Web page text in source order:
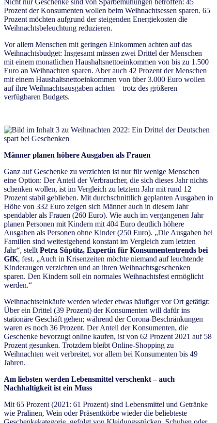
Nicht nur Geschenke sind von Sparbemühungen betroffen: 45
Prozent der Konsumenten wollen beim Weihnachtsessen sparen. 65
Prozent möchten aufgrund der steigenden Energiekosten die
Weihnachtsbeleuchtung reduzieren.
Vor allem Menschen mit geringen Einkommen achten auf das
Weihnachtsbudget: Insgesamt müssen zwei Drittel der Menschen
mit einem monatlichen Haushaltsnettoeinkommen von bis zu 1.500
Euro an Weihnachten sparen. Aber auch 42 Prozent der Menschen
mit einem Haushaltsnettoeinkommen von über 3.000 Euro wollen
auf ihre Weihnachtsausgaben achten – trotz des größeren
verfügbaren Budgets.
Männer planen höhere Ausgaben als Frauen
Ganz auf Geschenke zu verzichten ist nur für wenige Menschen
eine Option: Der Anteil der Verbraucher, die sich dieses Jahr nichts
schenken wollen, ist im Vergleich zu letztem Jahr mit rund 12
Prozent stabil geblieben. Mit durchschnittlich geplanten Ausgaben in
Höhe von 332 Euro zeigen sich Männer auch in diesem Jahr
spendabler als Frauen (260 Euro). Wie auch im vergangenen Jahr
planen Personen mit Kindern mit 404 Euro deutlich höhere
Ausgaben als Personen ohne Kinder (250 Euro). „Die Ausgaben bei
Familien sind weitestgehend konstant im Vergleich zum letzten
Jahr“, stellt Petra Süptitz, Expertin für Konsumententrends bei
GfK, fest. „Auch in Krisenzeiten möchte niemand auf leuchtende
Kinderaugen verzichten und an ihren Weihnachtsgeschenken
sparen. Den Kindern soll ein normales Weihnachtsfest ermöglicht
werden.“
Weihnachtseinkäufe werden wieder etwas häufiger vor Ort getätigt:
Über ein Drittel (39 Prozent) der Konsumenten will dafür ins
stationäre Geschäft gehen; während der Corona-Beschränkungen
waren es noch 36 Prozent. Der Anteil der Konsumenten, die
Geschenke bevorzugt online kaufen, ist von 62 Prozent 2021 auf 58
Prozent gesunken. Trotzdem bleibt Online-Shopping zu
Weihnachten weit verbreitet, vor allem bei Konsumenten bis 49
Jahren.
Am liebsten werden Lebensmittel verschenkt – auch
Nachhaltigkeit ist ein Muss
Mit 65 Prozent (2021: 61 Prozent) sind Lebensmittel und Getränke
wie Pralinen, Wein oder Präsentkörbe wieder die beliebteste